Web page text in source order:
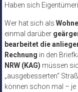
Haben sich
Wer hat sich als
einmal darüber
bearbeitet die
Rechnung in den
NRW (KAG) müssen
„ausgebesserten“
können schon mal –